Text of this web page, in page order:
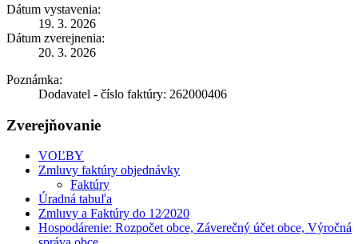
Dátum vystavenia:
19. 3. 2026
Dátum zverejnenia:
20. 3. 2026
Poznámka:
Dodavatel - číslo faktúry: 262000406
Zverejňovanie
VOĽBY
Zmluvy faktúry objednávky
Faktúry
Úradná tabuľa
Zmluvy a Faktúry do 12⁄2020
Hospodárenie: Rozpočet obce, Záverečný účet obce, Výročná